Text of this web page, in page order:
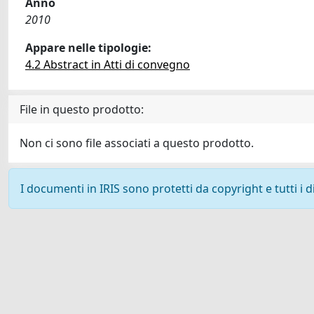
2010
Appare nelle tipologie:
4.2 Abstract in Atti di convegno
File in questo prodotto:
Non ci sono file associati a questo prodotto.
I documenti in IRIS sono protetti da copyright e tutti i